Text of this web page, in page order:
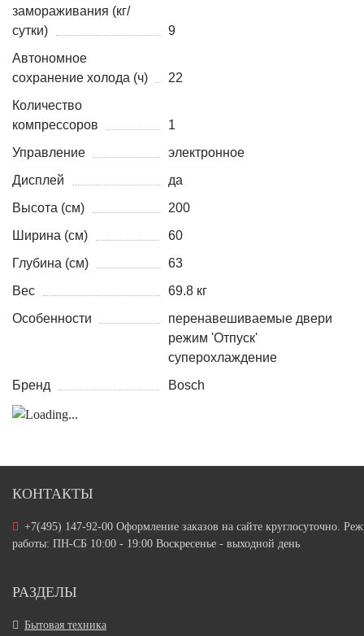
замораживания (кг/
сутки)
9
Автономное
сохранение холода (ч)
22
Количество
компрессоров
1
Управление
электронное
Дисплей
да
Высота (см)
200
Ширина (см)
60
Глубина (см)
63
Вес
69.8 кг
Особенности
перенавешиваемые двери
режим 'Отпуск'
суперохлаждение
Бренд
Bosch
КОНТАКТЫ
+7(495) 147-92-00 Оформление заказов на сайте круглосуточно.
работы: ПН-СБ 10:00 - 19:00 Воскресенье - выходной день
РАЗДЕЛЫ
Бытовая техника